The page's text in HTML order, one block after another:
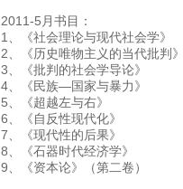
2011-5月书目：
1、《社会理论与现代
2、《历史唯物主义的当
3、《批判的社会学
4、《民族—国家与暴
5、《超越左与右
6、《自反性现代
7、《现代性的后
8、《石器时代经济
9、《资本论》（第